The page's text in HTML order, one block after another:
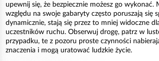
upewnij się, że bezpiecznie możesz go wykonać.
względu na swoje gabaryty często poruszają się
dynamicznie, stają się przez to mniej widoczne
uczestników ruchu. Obserwuj drogę, patrz w
przypadku, te z pozoru proste czynności
znaczenia i mogą uratować ludzkie życie.